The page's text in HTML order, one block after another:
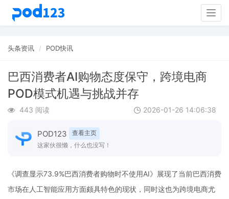
头条资讯 POD快讯
巴西消费者AI购物态度保守，跨境电商
POD模式机遇与挑战并存
443 阅读 2026-01-26 14:06:38
POD123
查看主页
这家伙很懒，什么也没写！
《调查显示73.9%巴西消费者购物时不使用AI》展现了当前巴西消费
市场在人工智能应用方面颇具特色的现状，同时这也为跨境电商尤